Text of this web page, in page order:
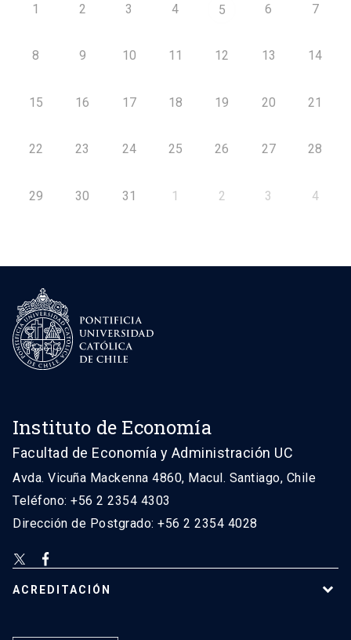
1 2 3 4 5 6 7
8 9 10 11 12 13 14
15 16 17 18 19 20 21
22 23 24 25 26 27 28
29 30 31 1 2 3 4
Instituto de Economía
Facultad de Economía y Administración UC
Avda. Vicuña Mackenna 4860, Macul. Santiago, Chile
Teléfono: +56 2 2354 4303
Dirección de Postgrado: +56 2 2354 4028
ACREDITACIÓN